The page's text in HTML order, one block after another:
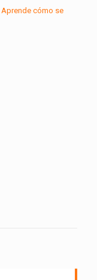
Aprende cómo se